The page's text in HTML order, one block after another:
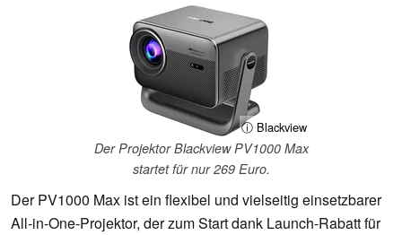
ⓘ Blackview
Der Projektor Blackview PV1000 Max
startet für nur 269 Euro.
Der PV1000 Max ist ein flexibel und vielseitig einsetzbarer
All-in-One-Projektor, der zum Start dank Launch-Rabatt für